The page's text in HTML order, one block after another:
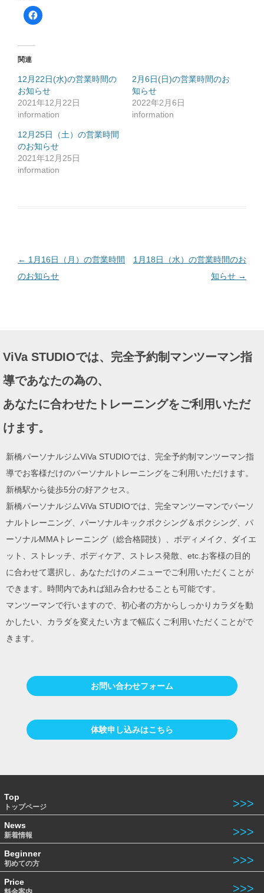
F
a
共
有
す
る
に
は
ク
ッ
ク
し
て
く
だ
さ
で
開
ま
す
関連
12月22日(水)の営業時間の
お知らせ
2021年12月22日
information
2月6日(日)の営業時間のお
知らせ
2022年2月6日
information
12月25日（土）の営業時間
のお知らせ
2021年12月25日
information
投
稿
シ
ョ
← 1月16日（月）の営業時間
のお知らせ
1月18日（水）の営業時間のお
知らせ →
ViVa STUDIOでは、完全予約制マンツーマン指
導であなたの為の、
あなたに合わせたトレーニングをご利用いただ
けます。
新橋パーソナルジムViVa STUDIOでは、完全予約制マンツーマン指
導でお客様だけのパーソナルトレーニングをご利用いただけます。
新橋駅から徒歩5分の好アクセス。
新橋パーソナルジムViVa STUDIOでは、完全マンツーマンでパーソ
ナルトレーニング、パーソナルキックボクシング＆ボクシング、パ
ーソナルMMAトレーニング（総合格闘技）、ボディメイク、ダイエ
ット、ストレッチ、ボディケア、ストレス発散、etc.お客様の目的
に合わせて選択し、あなただけのメニューでご利用いただくことが
できます。時間内であれば組み合わせることも可能です。
マンツーマンで行いますので、初心者の方からしっかりカラダを動
かしたい、カラダを変えたい方まで幅広くご利用いただくことがで
きます。
お問い合わせフォーム
体験申し込みはこちら
Top
トップページ
News
新着情報
Beginner
初めての方
Price